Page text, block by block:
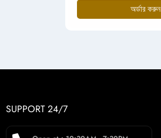
অর্ডার করুন
SUPPORT 24/7